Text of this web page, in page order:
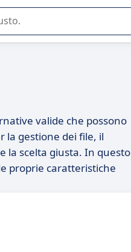
la vostra azienda.
valide che possono
la gestione dei file, il
la scelta giusta. In questo
proprie caratteristiche